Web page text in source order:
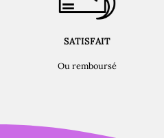
SATISFAIT
Ou remboursé